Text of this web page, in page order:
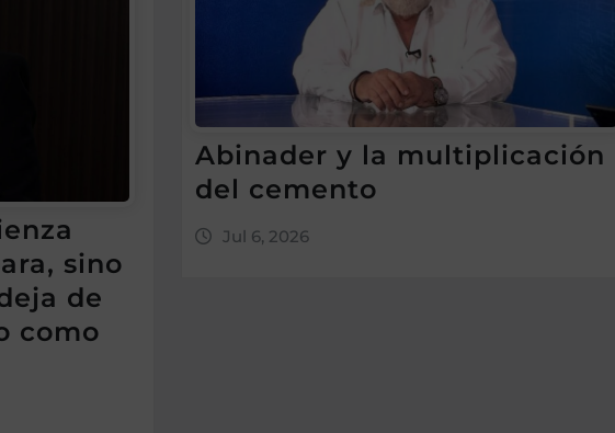
sino
de
como
Abinader y la multiplicación
del cemento
Jul 6, 2026